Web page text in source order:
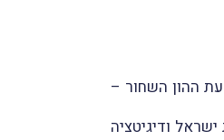
"תיקוני חקיקה לצמצום תופעת ההון השחור –
ודיגיטציה